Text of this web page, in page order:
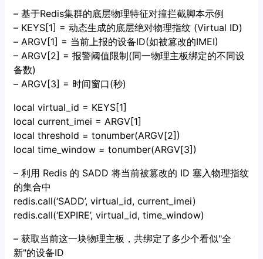
– 基于Redis集群的底层物理特征对撞拦截脚本示例
– KEYS[1] = 动态生成的底层绝对物理指纹 (Virtual ID)
– ARGV[1] = 当前上报的设备ID(如被篡改的IMEI)
– ARGV[2] = 报警阈值限制(同一物理主板绑定的不同设
备数)
– ARGV[3] = 时间窗口(秒)
local virtual_id = KEYS[1]
local current_imei = ARGV[1]
local threshold = tonumber(ARGV[2])
local time_window = tonumber(ARGV[3])
– 利用 Redis 的 SADD 将当前被篡改的 ID 塞入物理指纹
的集合中
redis.call(‘SADD’, virtual_id, current_imei)
redis.call(‘EXPIRE’, virtual_id, time_window)
– 获取当前这一块物理主板，共绑定了多少个看似"全
新"的设备ID